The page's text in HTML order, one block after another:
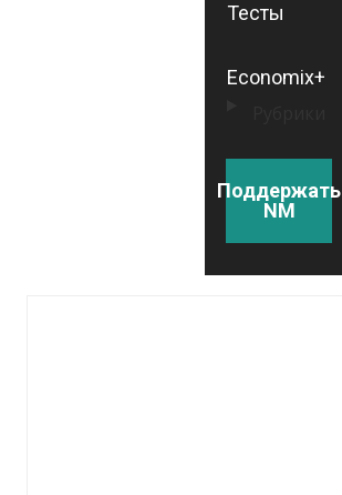
Тесты
Economix+
Поддержать
NM